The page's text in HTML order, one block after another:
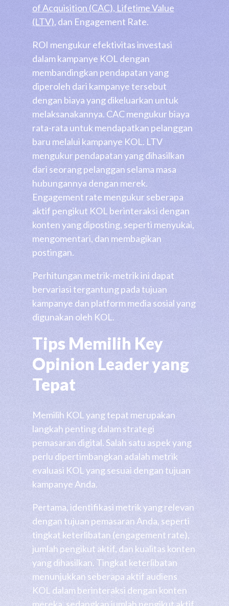
of Acquisition (CAC), Lifetime Value
(LTV), dan Engagement Rate.
ROI mengukur efektivitas investasi
dalam kampanye KOL dengan
membandingkan pendapatan yang
diperoleh dari kampanye tersebut
dengan biaya yang dikeluarkan untuk
melaksanakannya. CAC mengukur biaya
rata-rata untuk mendapatkan pelanggan
baru melalui kampanye KOL. LTV
mengukur pendapatan yang dihasilkan
dari seorang pelanggan selama masa
hubungannya dengan merek.
Engagement rate mengukur seberapa
aktif pengikut KOL berinteraksi dengan
konten yang diposting, seperti menyukai,
mengomentari, dan membagikan
postingan.
Perhitungan metrik-metrik ini dapat
bervariasi tergantung pada tujuan
kampanye dan platform media sosial yang
digunakan oleh KOL.
Tips Memilih Key
Opinion Leader yang
Tepat
Memilih KOL yang tepat merupakan
langkah penting dalam strategi
pemasaran digital. Salah satu aspek yang
perlu dipertimbangkan adalah metrik
evaluasi KOL yang sesuai dengan tujuan
kampanye Anda.
Pertama, identifikasi metrik yang relevan
dengan tujuan pemasaran Anda, seperti
tingkat keterlibatan (engagement rate),
jumlah pengikut aktif, dan kualitas konten
yang dihasilkan. Tingkat keterlibatan
menunjukkan seberapa aktif audiens
KOL dalam berinteraksi dengan konten